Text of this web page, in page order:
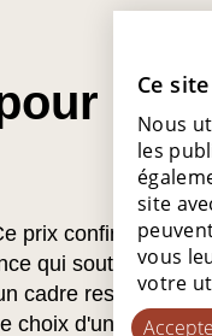
nos
prix confirme qu'ils
qui soutient leurs
cadre responsable
choix d'un
Ce
Nous
les
site
vous
votre